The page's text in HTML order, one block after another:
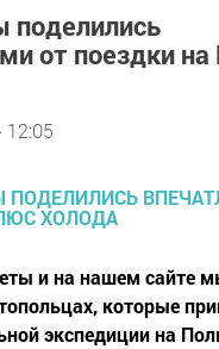
поделились
от поездки
12:05
и на нашем сайте
которые
экспедиции на